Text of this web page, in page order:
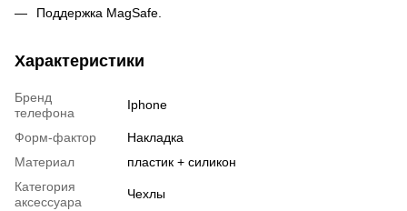
Поддержка MagSafe.
Характеристики
Бренд
телефона
Iphone
Форм-фактор
Накладка
Материал
пластик + силикон
Категория
аксессуара
Чехлы